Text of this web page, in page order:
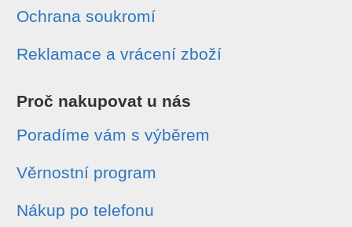
Ochrana soukromí
Reklamace a vrácení zboží
Proč nakupovat u nás
Poradíme vám s výběrem
Věrnostní program
Nákup po telefonu